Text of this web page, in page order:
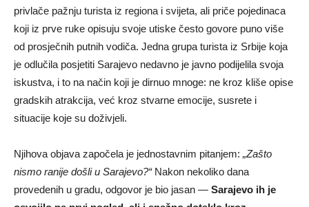
privlače pažnju turista iz regiona i svijeta, ali priče pojedinaca
koji iz prve ruke opisuju svoje utiske često govore puno više
od prosječnih putnih vodiča. Jedna grupa turista iz Srbije koja
je odlučila posjetiti Sarajevo nedavno je javno podijelila svoja
iskustva, i to na način koji je dirnuo mnoge: ne kroz kliše opise
gradskih atrakcija, već kroz stvarne emocije, susrete i
situacije koje su doživjeli.
Njihova objava započela je jednostavnim pitanjem: „Zašto
nismo ranije došli u Sarajevo?“Nakon nekoliko dana
provedenih u gradu, odgovor je bio jasan — Sarajevo ih je